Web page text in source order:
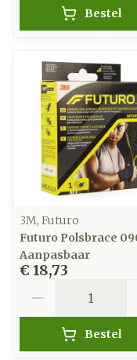
Bestel
3M, Futuro
Futuro Polsbrace
Aanpasbaar
€ 18,73
Bestel